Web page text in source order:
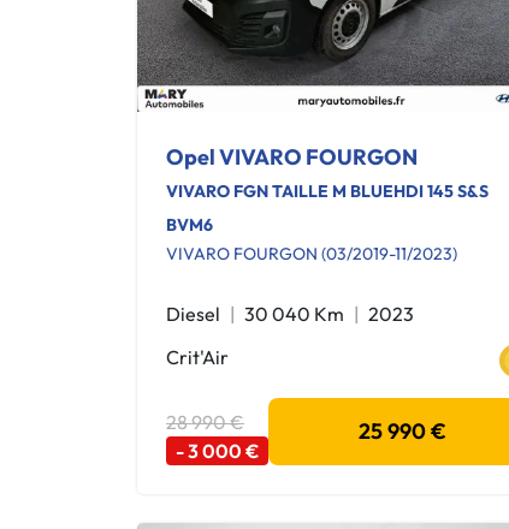
Opel VIVARO FOURGON
VIVARO FGN TAILLE M BLUEHDI 145 S&S
BVM6
VIVARO FOURGON (03/2019-11/2023)
Diesel 30 040 Km
2023
Crit'Air
28 990 €
- 3 000 €
25 990 €